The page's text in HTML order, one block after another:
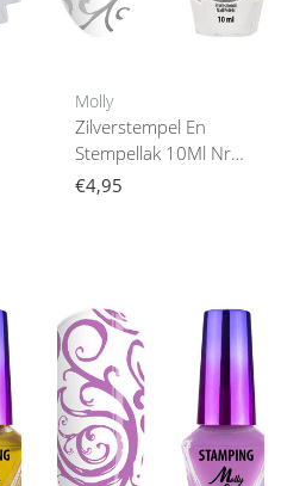
Molly
Zilverstempel En
Stempellak 10Ml Nr.
3
€4,95